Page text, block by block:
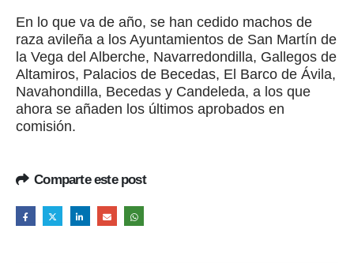
En lo que va de año, se han cedido machos de
raza avileña a los Ayuntamientos de San Martín de
la Vega del Alberche, Navarredondilla, Gallegos de
Altamiros, Palacios de Becedas, El Barco de Ávila,
Navahondilla, Becedas y Candeleda, a los que
ahora se añaden los últimos aprobados en
comisión.
Comparte este post